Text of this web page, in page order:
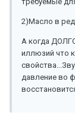
2)Масло в
А когда
иллюзий что
давление во